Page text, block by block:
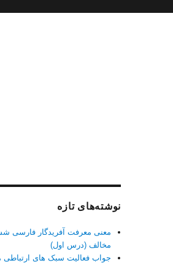
نوشته‌های تازه
معنی معرفت آفریدگار فارسی
مخالف (درس اول)
جواب فعالیت سبک های ارتباطی